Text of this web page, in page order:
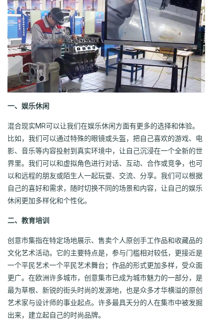
一、娱乐休闲
混合现实MR可以让我们在娱乐休闲方面有更多的选择和体验。
比如，我们可以通过特殊的眼镜或头盔，把自己喜欢的游戏、电
影、音乐等内容投射到真实环境中，让自己沉浸在一个全新的世
界里。我们可以和虚拟角色进行对话、互动、合作或竞争，也可
以和远程的朋友或陌生人一起玩耍、交流、分享。我们可以根据
自己的喜好和需求，随时切换不同的场景和内容，让自己的娱乐
休闲更加多样化和个性化。
二、教育培训
创意市集指在特定场地展示、售卖个人原创手工作品和收藏品的
文化艺术活动。它的主要特点是，参与门槛相对较低，更接近是
一个平民艺术一个平民艺术舞台；作品的形式更加多样，受众面
更广。在欧洲许多城市，创意集市已成为城市魅力的一部分，是
最为草根、新锐的街头时尚的发源地，也是众多才华横溢的原创
艺术家与设计师的事业起点。许多最具天分的人在集市中被发掘
出来，建立起自己的时尚品牌。